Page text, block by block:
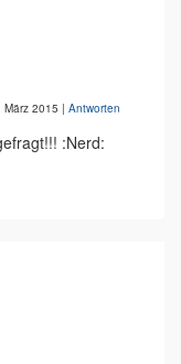
März 2015 | Antworten
:Nerd: